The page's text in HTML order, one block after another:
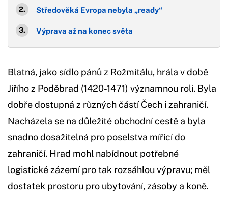
Středověká Evropa nebyla „ready“
Výprava až na konec světa
Blatná, jako sídlo pánů z Rožmitálu, hrála v době
Jiřího z Poděbrad (1420-1471) významnou roli. Byla
dobře dostupná z různých částí Čech i zahraničí.
Nacházela se na důležité obchodní cestě a byla
snadno dosažitelná pro poselstva mířící do
zahraničí. Hrad mohl nabídnout potřebné
logistické zázemí pro tak rozsáhlou výpravu; měl
dostatek prostoru pro ubytování, zásoby a koně.